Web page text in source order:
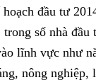
đầu tư
số nhà đầu
lĩnh vực như
nông nghiệp,